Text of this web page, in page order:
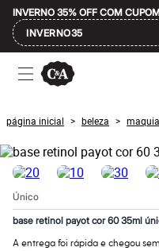
INVERNO 35% OFF COM
INVERNO35
Ofertas
Compre por Departamento
Masculino
Infantil
Calçados
Mindse7
Plus Size
Até 20% off
Até 40% off
Até 60% off
A partir de 60% off
Feminino
página inicial > beleza >
Único
base retinol payot cor 60 35ml
A entrega foi rápida e chegou